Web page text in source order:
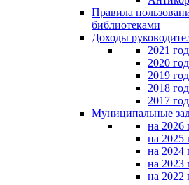
Правила
библиотеками
Доходы
2021 год
2020 год
2019 год
2018 год
2017 год
Муниципальные
на 2026
на 2025
на 2024
на 2023
на 2022